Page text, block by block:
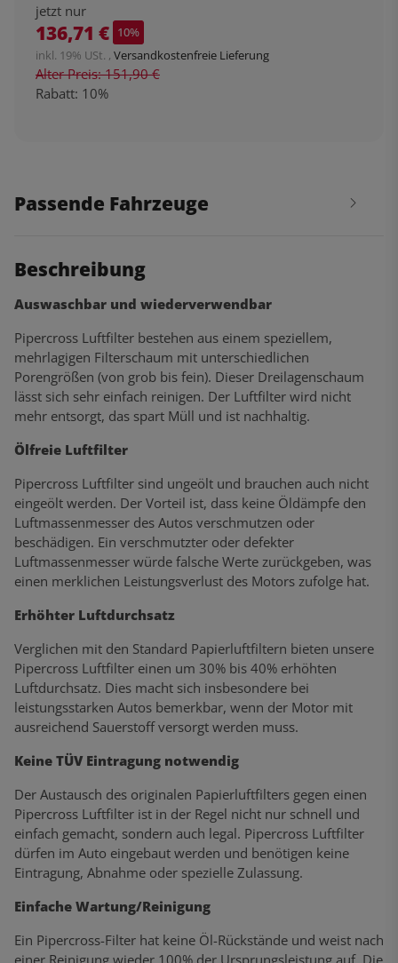
jetzt nur
136,71 € 10%
inkl. 19% USt. , Versandkostenfreie Lieferung
Alter Preis: 151,90 €
Rabatt: 10%
Passende Fahrzeuge
Beschreibung
Auswaschbar und wiederverwendbar
Pipercross Luftfilter bestehen aus einem speziellem,
mehrlagigen Filterschaum mit unterschiedlichen
Porengrößen (von grob bis fein). Dieser Dreilagenschaum
lässt sich sehr einfach reinigen. Der Luftfilter wird nicht
mehr entsorgt, das spart Müll und ist nachhaltig.
Ölfreie Luftfilter
Pipercross Luftfilter sind ungeölt und brauchen auch nicht
eingeölt werden. Der Vorteil ist, dass keine Öldämpfe den
Luftmassenmesser des Autos verschmutzen oder
beschädigen. Ein verschmutzter oder defekter
Luftmassenmesser würde falsche Werte zurückgeben, was
einen merklichen Leistungsverlust des Motors zufolge hat.
Erhöhter Luftdurchsatz
Verglichen mit den Standard Papierluftfiltern bieten unsere
Pipercross Luftfilter einen um 30% bis 40% erhöhten
Luftdurchsatz. Dies macht sich insbesondere bei
leistungsstarken Autos bemerkbar, wenn der Motor mit
ausreichend Sauerstoff versorgt werden muss.
Keine TÜV Eintragung notwendig
Der Austausch des originalen Papierluftfilters gegen einen
Pipercross Luftfilter ist in der Regel nicht nur schnell und
einfach gemacht, sondern auch legal. Pipercross Luftfilter
dürfen im Auto eingebaut werden und benötigen keine
Eintragung, Abnahme oder spezielle Zulassung.
Einfache Wartung/Reinigung
Ein Pipercross-Filter hat keine Öl-Rückstände und weist nach
einer Reinigung wieder 100% der Ursprungsleistung auf. Die